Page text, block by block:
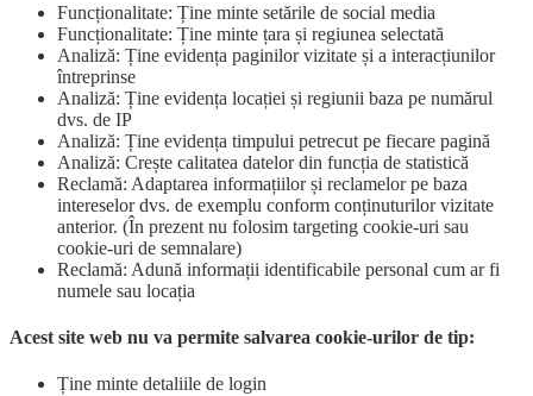
Funcționalitate: Ține minte setările de social media
Funcționalitate: Ține minte țara și regiunea selectată
Analiză: Ține evidența paginilor vizitate și a interacțiunilor
întreprinse
Analiză: Ține evidența locației și regiunii baza pe numărul
dvs. de IP
Analiză: Ține evidența timpului petrecut pe fiecare pagină
Analiză: Crește calitatea datelor din funcția de statistică
Reclamă: Adaptarea informațiilor și reclamelor pe baza
intereselor dvs. de exemplu conform conținuturilor vizitate
anterior. (În prezent nu folosim targeting cookie-uri sau
cookie-uri de semnalare)
Reclamă: Adună informații identificabile personal cum ar fi
numele sau locația
Acest site web nu va permite salvarea cookie-urilor de tip:
Ține minte detaliile de login